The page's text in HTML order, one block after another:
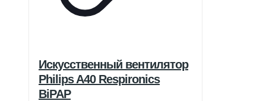
Искусственный вентилятор
Philips A40 Respironics
BiPAP